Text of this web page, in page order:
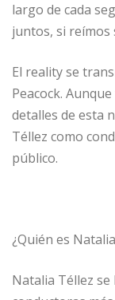
largo de cada
juntos, si reímos
El reality se
Peacock.
detalles de esta
Téllez como
público.
¿Quién es
Natalia Téllez se